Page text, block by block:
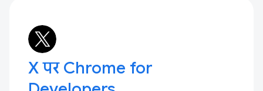
X पर Chrome for